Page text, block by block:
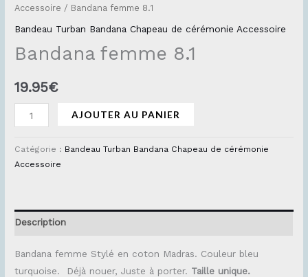
Accessoire / Bandana femme 8.1
Bandeau Turban Bandana Chapeau de cérémonie Accessoire
Bandana femme 8.1
19.95€
AJOUTER AU PANIER
Catégorie : Bandeau Turban Bandana Chapeau de cérémonie
Accessoire
Description
Bandana femme Stylé en coton Madras. Couleur bleu
turquoise. Déjà nouer, Juste à porter. Taille unique.